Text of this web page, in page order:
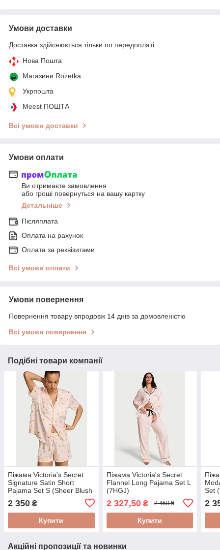
Умови доставки
Доставка здійснюється тільки по передоплаті.
Нова Пошта
Магазини Rozetka
Укрпошта
Meest ПОШТА
Всі умови доставки
Умови оплати
Ви отримаєте замовлення
або гроші повернуться на вашу картку
Детальніше
Післяплата
Оплата на рахунок
Оплата за реквізитами
Всі умови оплати
Умови повернення
Повернення товару впродовж 14 днів за домовленістю
Всі умови повернення
Подібні товари компанії
Піжама Victoria's Secret
Signature Satin Short
Pajama Set S (Sheer Blush
2 350 ₴
Купити
Піжама Victoria's Secret
Flannel Long Pajama Set L
(7HGJ)
2 327,50₴ 2 450 ₴
Купити
Set
2
Акційні пропозиції та новинки